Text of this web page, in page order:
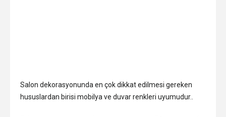
Salon dekorasyonunda en çok dikkat edilmesi gereken
hususlardan birisi mobilya ve duvar renkleri uyumudur..